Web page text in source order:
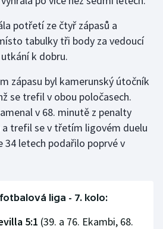
potřetí ze čtyř zápasů a
tabulky tři body za vedoucí
k dobru.
zápasu byl kamerunský útočník
se trefil v obou poločasech.
v 68. minutě z penalty
a trefil se v třetím ligovém duelu
34 letech podařilo poprvé v
liga - 7. kolo:
5:1 (39. a 76. Ekambi, 68.